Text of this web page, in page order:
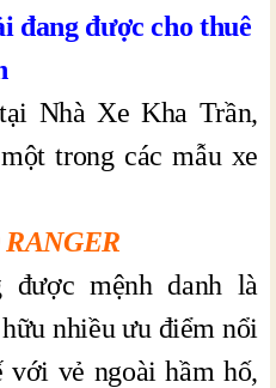
đang được cho thuê
Nhà Xe Kha Trần,
trong các mẫu xe
được mệnh danh là
nhiều ưu điểm nổi
vẻ ngoài hầm hố,